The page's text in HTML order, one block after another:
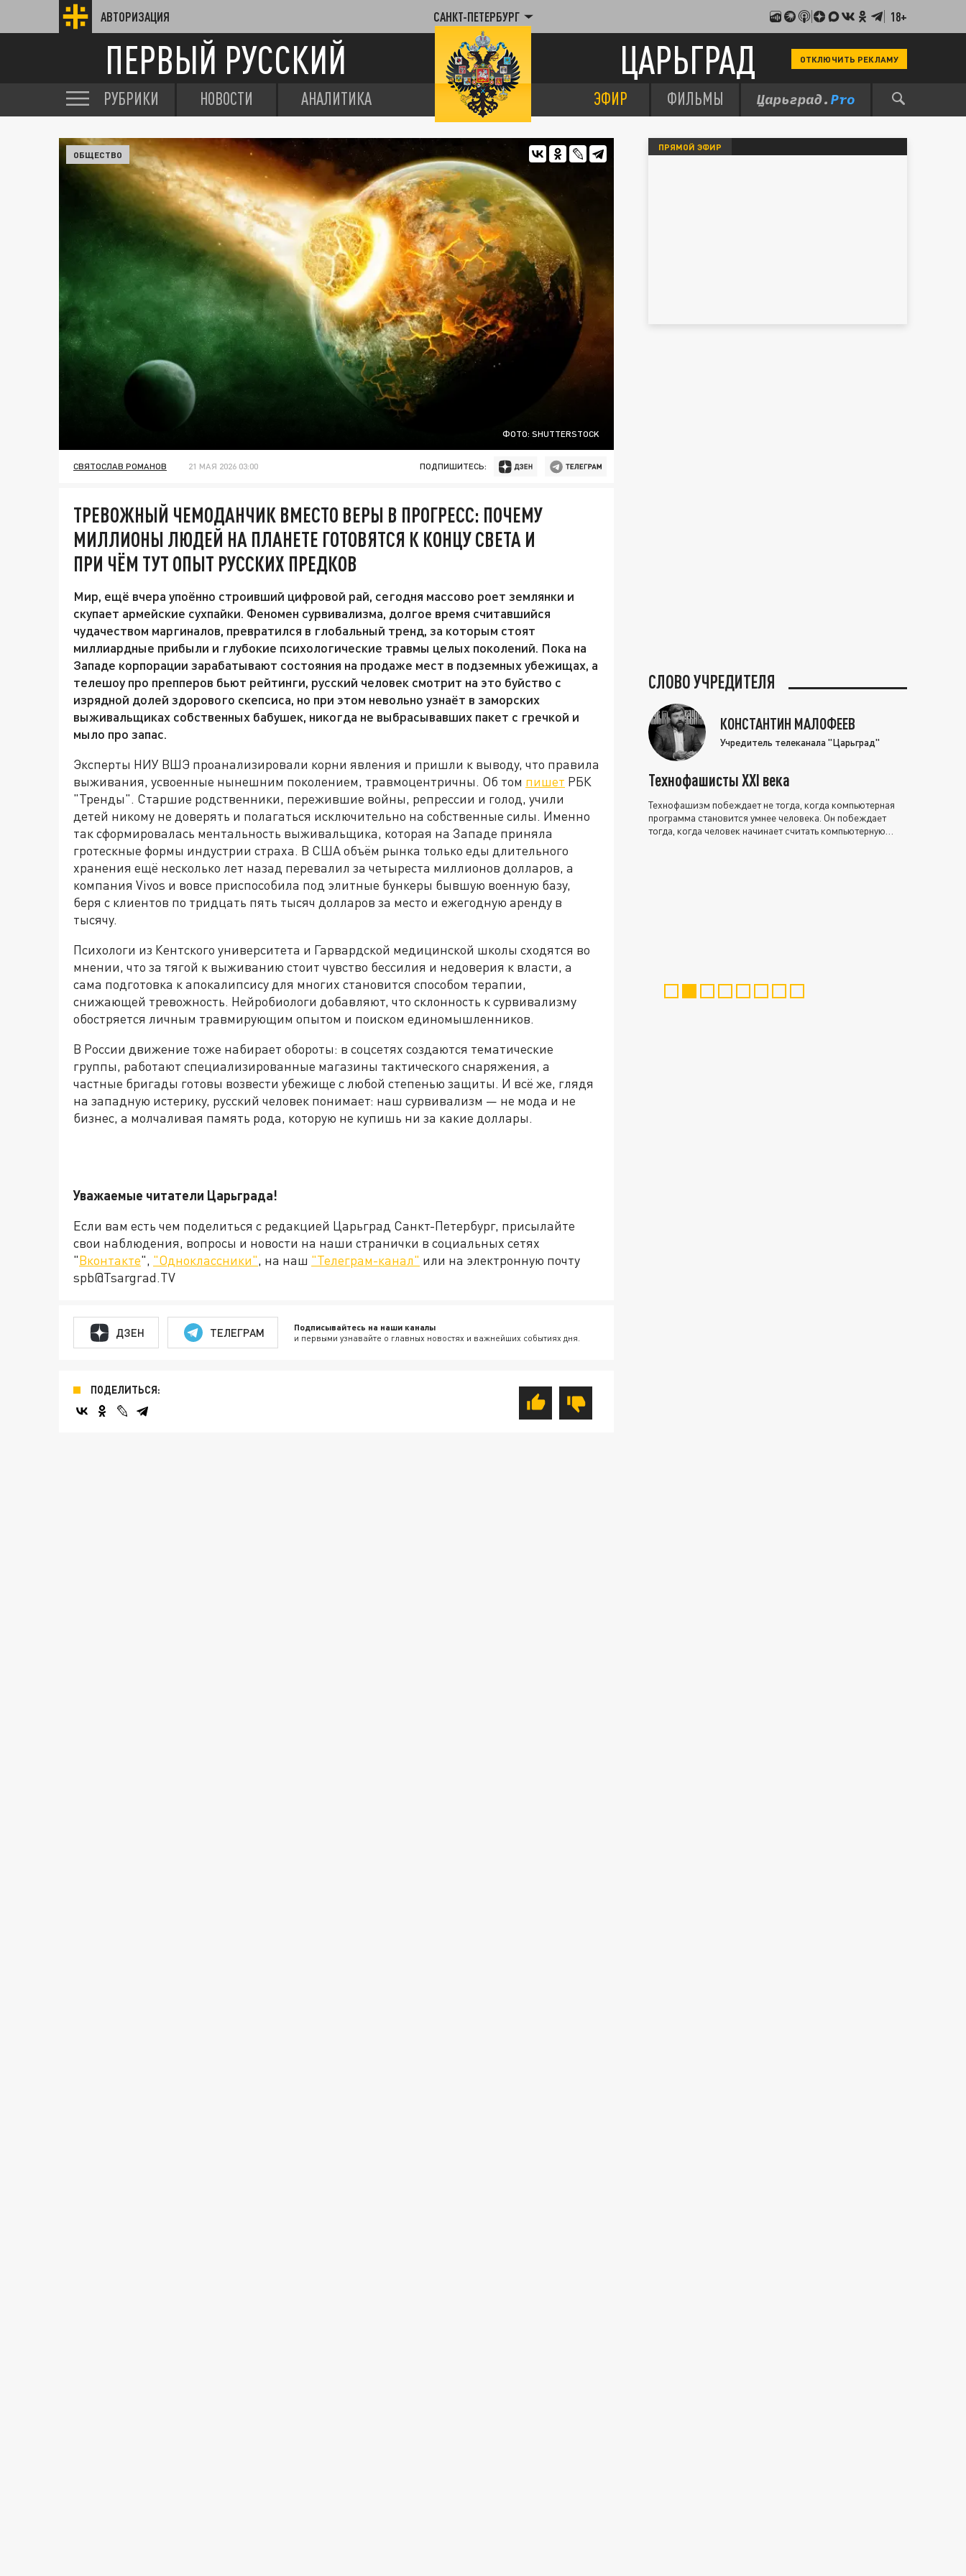
АВТОРИЗАЦИЯ САНКТ-ПЕТЕРБУРГ 18+
ПЕРВЫЙ РУССКИЙ ЦАРЬГРАД ОТКЛЮЧИТЬ РЕКЛАМУ
РУБРИКИ НОВОСТИ АНАЛИТИКА ЭФИР ФИЛЬМЫ
ФОТО: SHUTTERSTOCK
ОБЩЕСТВО
СВЯТОСЛАВ РОМАНОВ 21 МАЯ 2026 03:00 ПОДПИШИТЕСЬ:
ТРЕВОЖНЫЙ ЧЕМОДАНЧИК ВМЕСТО ВЕРЫ В ПРОГРЕСС: ПОЧЕМУ
МИЛЛИОНЫ ЛЮДЕЙ НА ПЛАНЕТЕ ГОТОВЯТСЯ К КОНЦУ СВЕТА И
ПРИ ЧЁМ ТУТ ОПЫТ РУССКИХ ПРЕДКОВ
Мир, ещё вчера упоённо строивший цифровой рай, сегодня массово роет землянки и
скупает армейские сухпайки. Феномен сурвивализма, долгое время считавшийся
чудачеством маргиналов, превратился в глобальный тренд, за которым стоят
миллиардные прибыли и глубокие психологические травмы целых поколений. Пока на
Западе корпорации зарабатывают состояния на продаже мест в подземных убежищах, а
телешоу про препперов бьют рейтинги, русский человек смотрит на это буйство с
изрядной долей здорового скепсиса, но при этом невольно узнаёт в заморских
выживальщиках собственных бабушек, никогда не выбрасывавших пакет с гречкой и
мыло про запас.
Эксперты НИУ ВШЭ проанализировали корни явления и пришли к выводу, что правила
выживания, усвоенные нынешним поколением, травмоцентричны. Об том пишет РБК
"Тренды". Старшие родственники, пережившие войны, репрессии и голод, учили
детей никому не доверять и полагаться исключительно на собственные силы. Именно
так сформировалась ментальность выживальщика, которая на Западе приняла
гротескные формы индустрии страха. В США объём рынка только еды длительного
хранения ещё несколько лет назад перевалил за четыреста миллионов долларов, а
компания Vivos и вовсе приспособила под элитные бункеры бывшую военную базу,
беря с клиентов по тридцать пять тысяч долларов за место и ежегодную аренду в
тысячу.
Психологи из Кентского университета и Гарвардской медицинской школы сходятся во
мнении, что за тягой к выживанию стоит чувство бессилия и недоверия к власти, а
сама подготовка к апокалипсису для многих становится способом терапии,
снижающей тревожность. Нейробиологи добавляют, что склонность к сурвивализму
обостряется личным травмирующим опытом и поиском единомышленников.
В России движение тоже набирает обороты: в соцсетях создаются тематические
группы, работают специализированные магазины тактического снаряжения, а
частные бригады готовы возвести убежище с любой степенью защиты. И всё же, глядя
на западную истерику, русский человек понимает: наш сурвивализм — не мода и не
бизнес, а молчаливая память рода, которую не купишь ни за какие доллары.
Уважаемые читатели Царьграда!
Если вам есть чем поделиться с редакцией Царьград Санкт-Петербург, присылайте
свои наблюдения, вопросы и новости на наши странички в социальных сетях
"Вконтакте", "Одноклассники", на наш "Телеграм-канал" или на электронную почту
spb@Tsargrad.TV
ДЗЕН ТЕЛЕГРАМ Подписывайтесь на наши каналы
и первыми узнавайте о главных новостях и важнейших событиях дня.
ПОДЕЛИТЬСЯ:
ПРЯМОЙ ЭФИР
СЛОВО УЧРЕДИТЕЛЯ
КОНСТАНТИН МАЛОФЕЕВ
Учредитель телеканала "Царьград"
Технофашисты XXI века
Технофашизм побеждает не тогда, когда компьютерная
программа становится умнее человека. Он побеждает
тогда, когда человек начинает считать компьютерную